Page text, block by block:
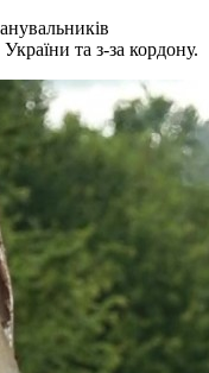
та з-за кордону.